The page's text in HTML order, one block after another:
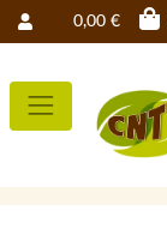
0,00 €